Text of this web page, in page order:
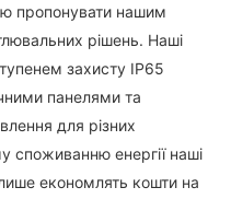
пропонувати нашим
рішень. Наші
ступенем захисту IP65
панелями та
для різних
споживанню енергії наші
лише економлять кошти на